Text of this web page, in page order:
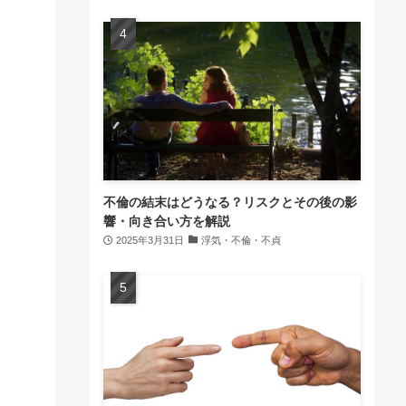
不倫の結末はどうなる？リスクとその後の影
響・向き合い方を解説
2025年3月31日 浮気・不倫・不貞